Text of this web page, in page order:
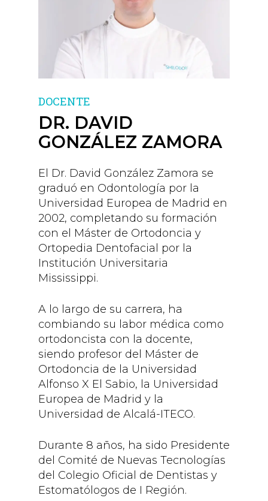
DOCENTE
DR. DAVID
GONZÁLEZ ZAMORA
El Dr. David González Zamora se
graduó en Odontología por la
Universidad Europea de Madrid en
2002, completando su formación
con el Máster de Ortodoncia y
Ortopedia Dentofacial por la
Institución Universitaria
Mississippi.
A lo largo de su carrera, ha
combiando su labor médica como
ortodoncista con la docente,
siendo profesor del Máster de
Ortodoncia de la Universidad
Alfonso X El Sabio, la Universidad
Europea de Madrid y la
Universidad de Alcalá-ITECO.
Durante 8 años, ha sido Presidente
del Comité de Nuevas Tecnologías
del Colegio Oficial de Dentistas y
Estomatólogos de I Región.